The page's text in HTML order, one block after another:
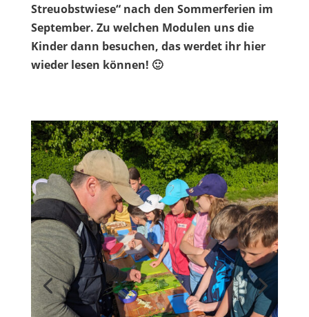
Streuobstwiese“ nach den Sommerferien im
September. Zu welchen Modulen uns die
Kinder dann besuchen, das werdet ihr hier
wieder lesen können! 🙂